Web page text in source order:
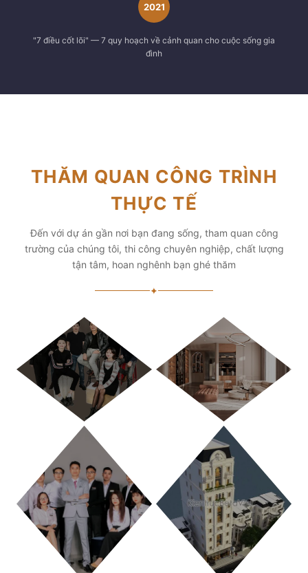
2021
"7 điều cốt lõi" — 7 quy hoạch về cảnh quan cho cuộc sống gia
đình
THĂM QUAN CÔNG TRÌNH
THỰC TẾ
Đến với dự án gần nơi bạn đang sống, tham quan công
trường của chúng tôi, thi công chuyên nghiệp, chất lượng
tận tâm, hoan nghênh bạn ghé thăm
✦
TP. HỒ CHÍ MINH